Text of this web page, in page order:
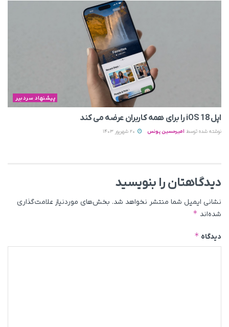
پیشنهاد سردبیر
اپل iOS 18 را برای همه کاربران عرضه می کند
نوشته شده توسط امیرحسین یونس
دیدگاهتان را بنویسید
نشانی ایمیل شما منتشر نخواهد شد. بخش‌های موردنیاز علامت‌گذاری
شده‌اند *
دیدگاه *